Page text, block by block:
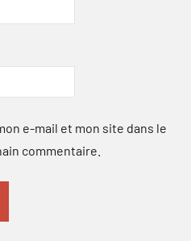
e-mail et mon site dans le
commentaire.